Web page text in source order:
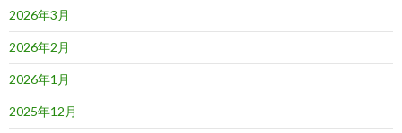
2026年3月
2026年2月
2026年1月
2025年12月